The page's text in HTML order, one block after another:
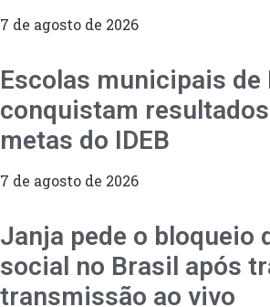
7 de agosto de 2026
Escolas municipais de
conquistam
metas do IDEB
7 de agosto de 2026
Janja pede o bloqueio
social no Brasil após
transmissão ao vivo